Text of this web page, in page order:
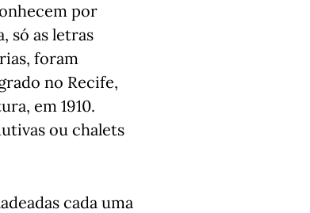
por
só as letras
foram
no Recife,
em 1910.
ou chalets
cada uma